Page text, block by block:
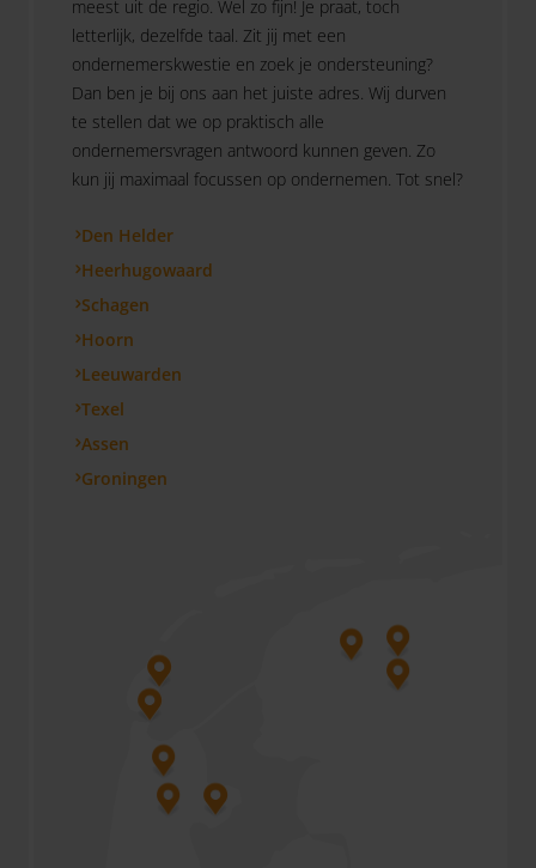
meest uit de regio. Wel zo fijn! Je praat, toch
letterlijk, dezelfde taal. Zit jij met een
ondernemerskwestie en zoek je ondersteuning?
Dan ben je bij ons aan het juiste adres. Wij durven
te stellen dat we op praktisch alle
ondernemersvragen antwoord kunnen geven. Zo
kun jij maximaal focussen op ondernemen. Tot snel?
Den Helder
Heerhugowaard
Schagen
Hoorn
Leeuwarden
Texel
Assen
Groningen